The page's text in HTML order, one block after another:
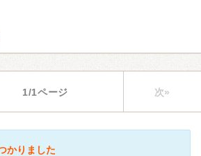
1/1ページ 次»
かりました